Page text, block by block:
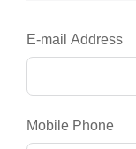
E-mail Address
Mobile Phone